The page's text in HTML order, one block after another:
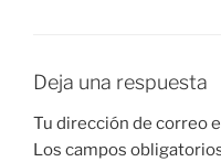
Deja una respuesta
Tu dirección de correo
Los campos